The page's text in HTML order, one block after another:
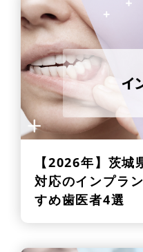
【2026年】 茨城
対応のインプラ
すめ歯医者4選